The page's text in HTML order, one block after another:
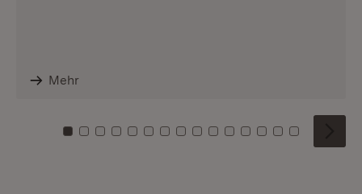
Mehr
Zu Kachel: 0
Zu Kachel: 1
Zu Kachel: 2
Zu Kachel: 3
Zu Kachel: 4
Zu Kachel: 5
Zu Kachel: 6
Zu Kachel: 7
Zu Kachel: 8
Zu Kachel: 9
Zu Kachel: 10
Zu Kachel: 11
Zu Kachel: 12
Zu Kachel:
Zu